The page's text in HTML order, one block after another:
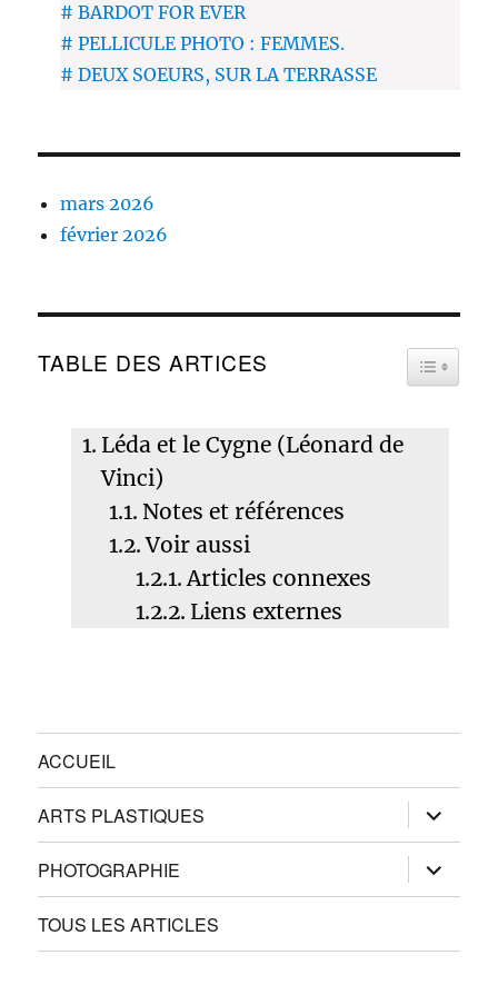
# BARDOT FOR EVER
# PELLICULE PHOTO : FEMMES.
# DEUX SOEURS, SUR LA TERRASSE
mars 2026
février 2026
TABLE DES ARTICES TOGGLE
Léda et le Cygne (Léonard de
Vinci)
Notes et références
Voir aussi
Articles connexes
Liens externes
ACCUEIL
ARTS PLASTIQUES
ouvrir
le
sous-
menu
PHOTOGRAPHIE
ouvrir
le
sous-
TOUS LES ARTICLES